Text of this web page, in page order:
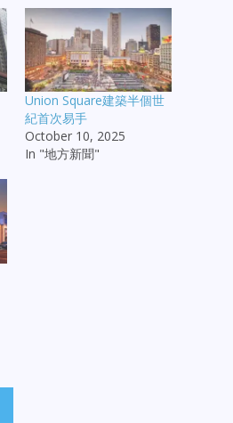
Union Square建築半個世
紀首次易手
October 10, 2025
In "地方新聞"